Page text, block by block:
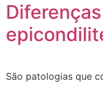
São patologias que